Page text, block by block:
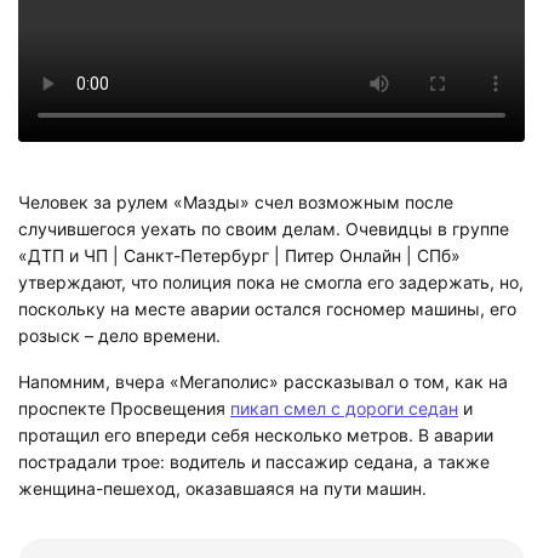
Человек за рулем «Мазды» счел возможным после
случившегося уехать по своим делам. Очевидцы в группе
«ДТП и ЧП | Санкт-Петербург | Питер Онлайн | СПб»
утверждают, что полиция пока не смогла его задержать, но,
поскольку на месте аварии остался госномер машины, его
розыск – дело времени.
Напомним, вчера «Мегаполис» рассказывал о том, как на
проспекте Просвещения пикап смел с дороги седан и
протащил его впереди себя несколько метров. В аварии
пострадали трое: водитель и пассажир седана, а также
женщина-пешеход, оказавшаяся на пути машин.